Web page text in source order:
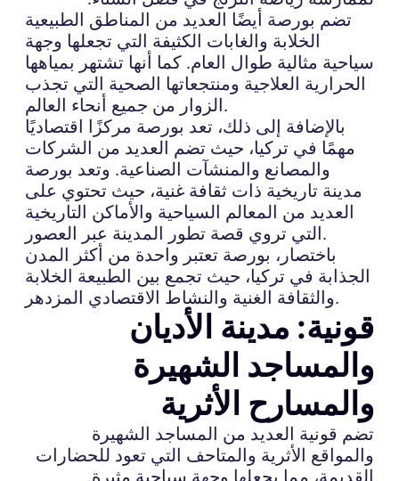
تضم بورصة أيضًا العديد من المناطق الطبيعية
الخلابة والغابات الكثيفة التي تجعلها وجهة
سياحية مثالية طوال العام. كما أنها تشتهر بمياهها
الحرارية العلاجية ومنتجعاتها الصحية التي تجذب
الزوار من جميع أنحاء العالم.
بالإضافة إلى ذلك، تعد بورصة مركزًا اقتصاديًا
مهمًا في تركيا، حيث تضم العديد من الشركات
والمصانع والمنشآت الصناعية. وتعد بورصة
مدينة تاريخية ذات ثقافة غنية، حيث تحتوي على
العديد من المعالم السياحية والأماكن التاريخية
التي تروي قصة تطور المدينة عبر العصور.
باختصار، بورصة تعتبر واحدة من أكثر المدن
الجذابة في تركيا، حيث تجمع بين الطبيعة الخلابة
والثقافة الغنية والنشاط الاقتصادي المزدهر.
قونية: مدينة الأديان
والمساجد الشهيرة
والمسارح الأثرية
تضم قونية العديد من المساجد الشهيرة
والمواقع الأثرية والمتاحف التي تعود للحضارات
القديمة، مما يجعلها وجهة سياحية مثيرة.